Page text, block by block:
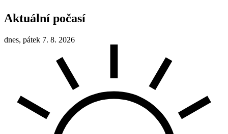
Aktuální počasí
dnes, pátek 7. 8. 2026